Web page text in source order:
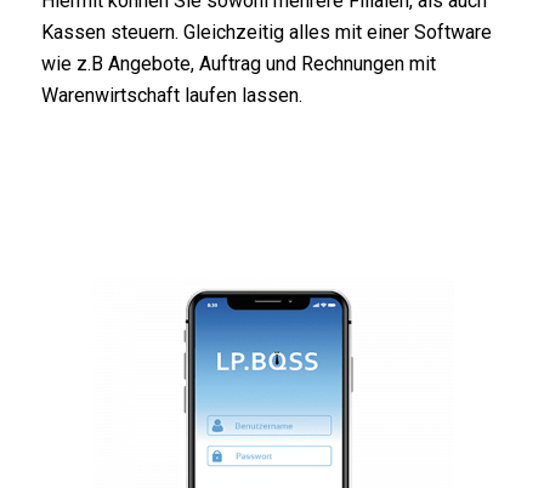
Kassen steuern. Gleichzeitig alles mit einer Software
wie z.B Angebote, Auftrag und Rechnungen mit
Warenwirtschaft laufen lassen.